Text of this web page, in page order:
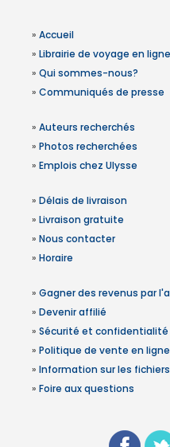
» Accueil
» Librairie de voyage en ligne
» Qui sommes-nous?
» Communiqués de presse
» Auteurs recherchés
» Photos recherchées
» Emplois chez Ulysse
» Délais de livraison
» Livraison gratuite
» Nous contacter
» Horaire
» Gagner des revenus par
» Devenir affilié
» Sécurité et confidentialité
» Politique de vente en ligne
» Information sur les
» Foire aux questions